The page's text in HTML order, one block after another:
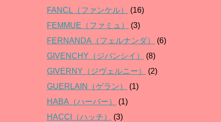
FANCL（ファンケル）
(16)
FEMMUE（ファミュ）
(3)
FERNANDA（フェルナンダ）
(6)
GIVENCHY（ジバンシイ）
(8)
GIVERNY（ジヴェルニー）
(2)
GUERLAIN（ゲラン）
(1)
HABA（ハーバー）
(1)
HACCI（ハッチ）
(3)